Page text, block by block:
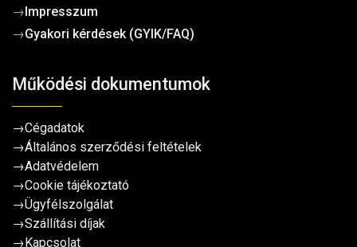
→Impresszum
→Gyakori kérdések (GYIK/FAQ)
Működési dokumentumok
→Cégadatok
→Általános szerződési feltételek
→Adatvédelem
→Cookie tájékoztató
→Ügyfélszolgálat
→Szállítási díjak
→Kapcsolat